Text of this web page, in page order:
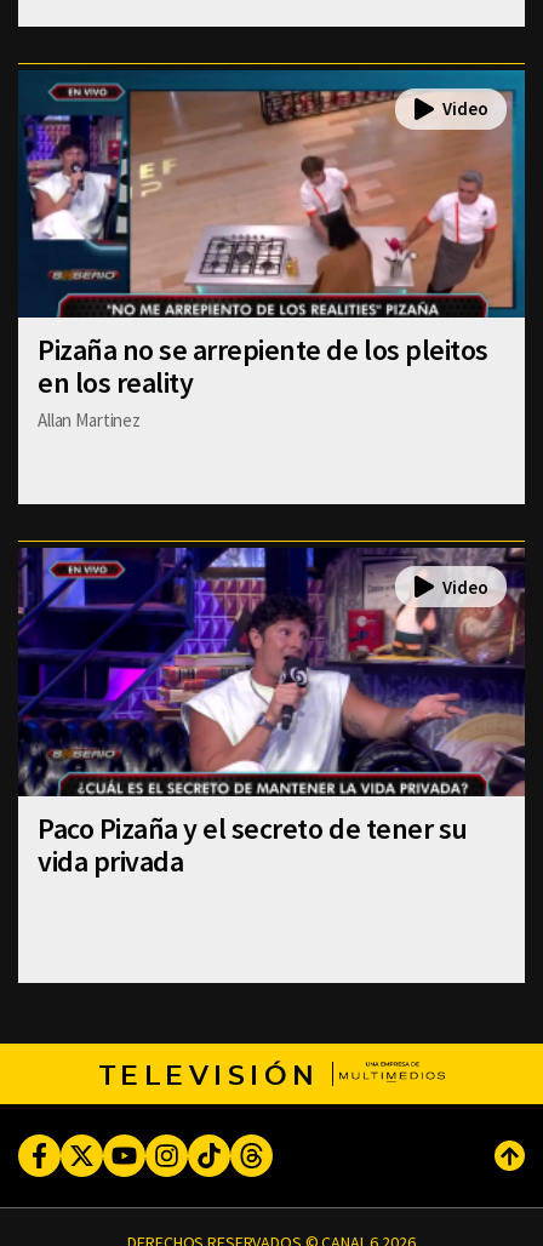
Pizaña no se arrepiente de los pleitos
en los reality
Allan Martinez
Paco Pizaña y el secreto de tener su
vida privada
TELEVISIÓN
FacebookTwitterYoutubeInstagram
TikTokThreads